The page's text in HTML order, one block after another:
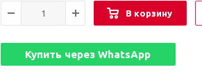
В корзину
Купить черезWhatsApp